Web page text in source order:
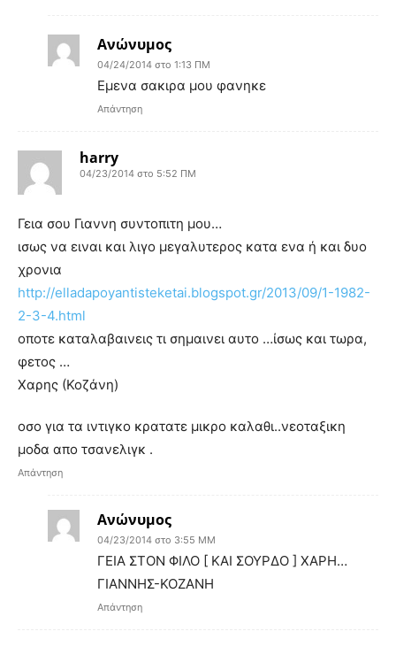
Ανώνυμος
04/24/2014 στο 1:13 ΠΜ
Εμενα σακιρα μου φανηκε
Απάντηση
harry
04/23/2014 στο 5:52 ΠΜ
Γεια σου Γιαννη συντοπιτη μου…
ισως να ειναι και λιγο μεγαλυτερος κατα ενα ή και δυο
χρονια
http://elladapoyantisteketai.blogspot.gr/2013/09/1-1982-
2-3-4.html
οποτε καταλαβαινεις τι σημαινει αυτο …ίσως και τωρα,
φετος …
Χαρης (Κοζάνη)
οσο για τα ιντιγκο κρατατε μικρο καλαθι..νεοταξικη
μοδα απο τσανελιγκ .
Απάντηση
Ανώνυμος
04/23/2014 στο 3:55 ΜΜ
ΓΕΙΑ ΣΤΟΝ ΦΙΛΟ [ ΚΑΙ ΣΟΥΡΔΟ ] ΧΑΡΗ…
ΓΙΑΝΝΗΣ-ΚΟΖΑΝΗ
Απάντηση